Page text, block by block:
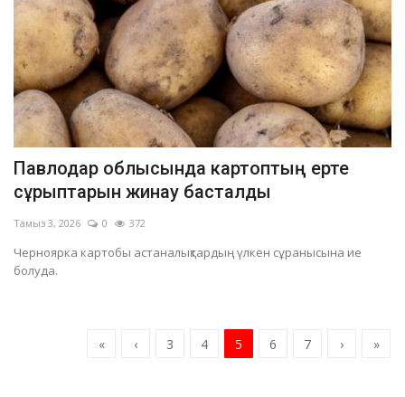
Павлодар облысында картоптың ерте
сұрыптарын жинау басталды
Тамыз 3, 2026 0 372
Черноярка картобы астаналықтардың үлкен сұранысына ие
болуда.
« ‹ 3 4 5 6 7 › »